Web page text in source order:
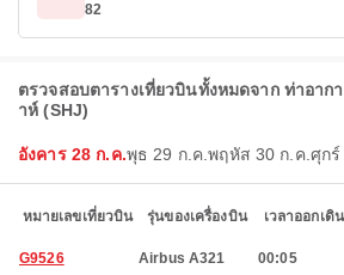
82
ตรวจสอบตารางเที่ยวบินทั้งหมดจาก ท่าอา
าห์ (SHJ)
อังคาร 28 ก.ค.พุธ 29 ก.ค.พฤหัส 30 ก.ค. ศุกร์
หมายเลขเที่ยวบิน รุ่นของเครื่องบิน เวลาออกเดิ
G9526 Airbus A321 00:05